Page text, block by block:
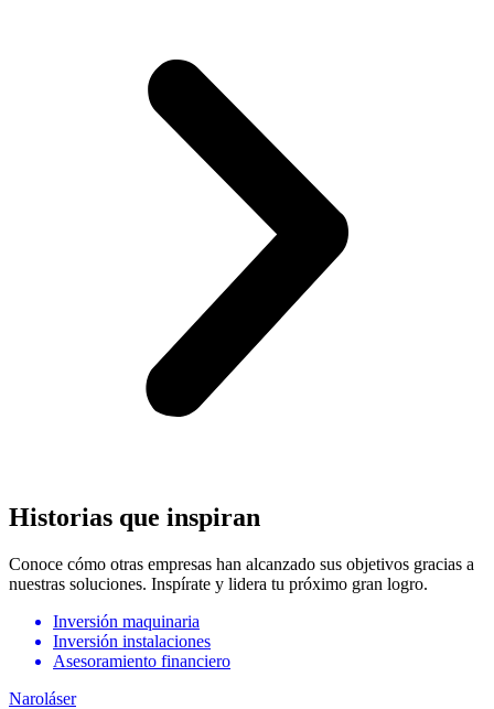
Historias que inspiran
Conoce cómo otras empresas han alcanzado sus objetivos gracias a
nuestras soluciones. Inspírate y lidera tu próximo gran logro.
Inversión maquinaria
Inversión instalaciones
Asesoramiento financiero
Naroláser